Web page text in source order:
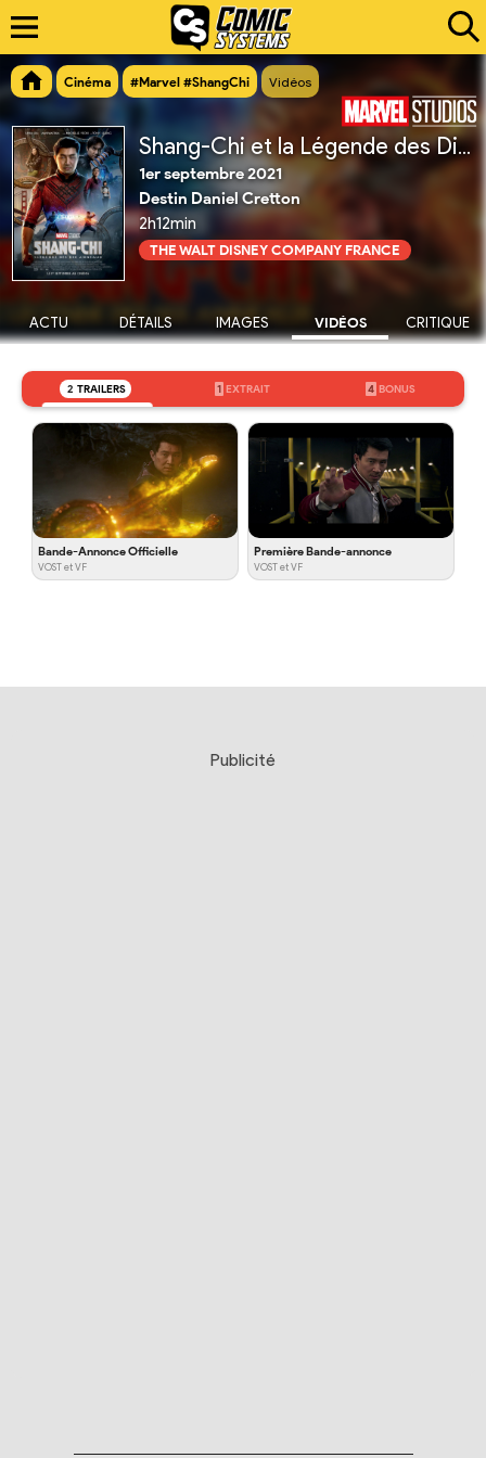
Cinéma #Marvel #ShangChi Vidéos
Shang-Chi et la Légende des Dix Anneaux
1er septembre 2021
Destin Daniel Cretton
2h12min
THE WALT DISNEY COMPANY FRANCE
ACTU DÉTAILS IMAGES VIDÉOS CRITIQUE
2 TRAILERS 1 EXTRAIT 4 BONUS
Bande-Annonce Officielle
VOST et VF
Première Bande-annonce
VOST et VF
Publicité